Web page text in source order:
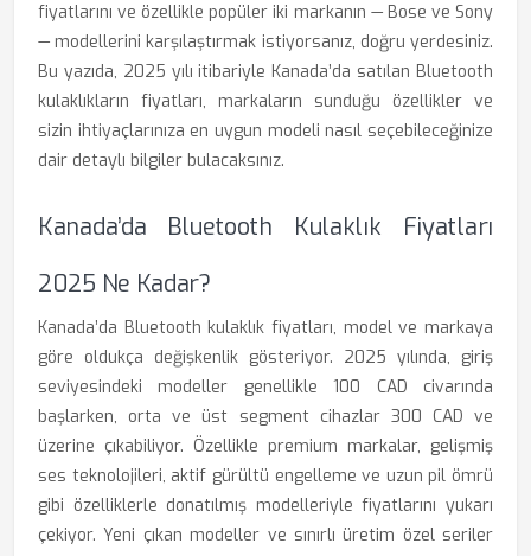
fiyatlarını ve özellikle popüler iki markanın — Bose ve Sony
— modellerini karşılaştırmak istiyorsanız, doğru yerdesiniz.
Bu yazıda, 2025 yılı itibariyle Kanada’da satılan Bluetooth
kulaklıkların fiyatları, markaların sunduğu özellikler ve
sizin ihtiyaçlarınıza en uygun modeli nasıl seçebileceğinize
dair detaylı bilgiler bulacaksınız.
Kanada’da Bluetooth Kulaklık Fiyatları
2025 Ne Kadar?
Kanada’da Bluetooth kulaklık fiyatları, model ve markaya
göre oldukça değişkenlik gösteriyor. 2025 yılında, giriş
seviyesindeki modeller genellikle 100 CAD civarında
başlarken, orta ve üst segment cihazlar 300 CAD ve
üzerine çıkabiliyor. Özellikle premium markalar, gelişmiş
ses teknolojileri, aktif gürültü engelleme ve uzun pil ömrü
gibi özelliklerle donatılmış modelleriyle fiyatlarını yukarı
çekiyor. Yeni çıkan modeller ve sınırlı üretim özel seriler